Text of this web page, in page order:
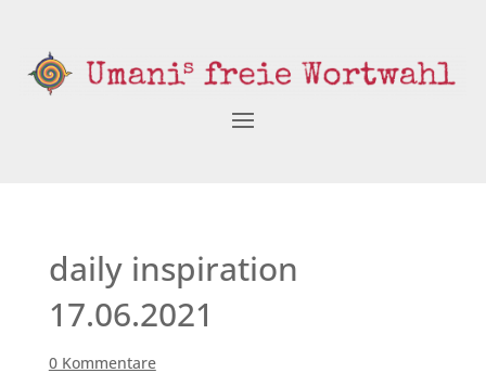
daily inspiration
17.06.2021
0 Kommentare